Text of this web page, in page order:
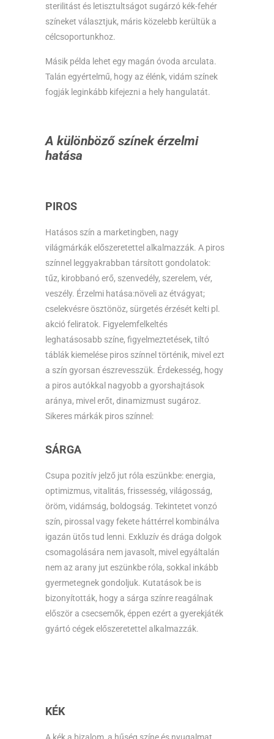
sterilitást és letisztultságot sugárzó kék-fehér
színeket választjuk, máris közelebb kerültük a
célcsoportunkhoz.
Másik példa lehet egy magán óvoda arculata.
Talán egyértelmű, hogy az élénk, vidám színek
fogják leginkább kifejezni a hely hangulatát.
A különböző színek érzelmi
hatása
PIROS
Hatásos szín a marketingben, nagy
világmárkák előszeretettel alkalmazzák. A piros
színnel leggyakrabban társított gondolatok:
tűz, kirobbanó erő, szenvedély, szerelem, vér,
veszély. Érzelmi hatása:növeli az étvágyat;
cselekvésre ösztönöz, sürgetés érzését kelti pl.
akció feliratok. Figyelemfelkeltés
leghatásosabb színe, figyelmeztetések, tiltó
táblák kiemelése piros színnel történik, mivel ezt
a szín gyorsan észrevesszük. Érdekesség, hogy
a piros autókkal nagyobb a gyorshajtások
aránya, mivel erőt, dinamizmust sugároz.
Sikeres márkák piros színnel:
SÁRGA
Csupa pozitív jelző jut róla eszünkbe: energia,
optimizmus, vitalitás, frissesség, világosság,
öröm, vidámság, boldogság. Tekintetet vonzó
szín, pirossal vagy fekete háttérrel kombinálva
igazán ütős tud lenni. Exkluzív és drága dolgok
csomagolására nem javasolt, mivel egyáltalán
nem az arany jut eszünkbe róla, sokkal inkább
gyermetegnek gondoljuk. Kutatások be is
bizonyították, hogy a sárga színre reagálnak
először a csecsemők, éppen ezért a gyerekjáték
gyártó cégek előszeretettel alkalmazzák.
KÉK